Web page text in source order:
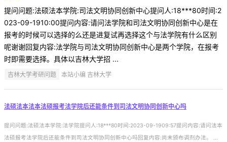
提问问题:法硕法本学院:司法文明协同创新中心提问人:18***80时间:2
023-09-1910:00提问内容:请问法学院和司法文明协同创新中心是在
报考的时候可以选择的么还是进复试再选择这个与法学院有什么区别
呢谢谢回复内容:法学院与司法文明协同创新中心是两个学院，在报考
时即需要选择。具体以吉林大学招 ...
吉林大学考研问题 本站小编 吉林大学
法硕法本法本法硕报考法学院后还能条件到司法文明协同创新中心吗
提问问题:法硕法本学院:法学院提问人:18***80时间:2023-09-1909:57提问内容:请问法本
法硕报考法学院后还能条件到司法文明协同创新中心吗回复内容:尚未颁布调剂办法。 ...